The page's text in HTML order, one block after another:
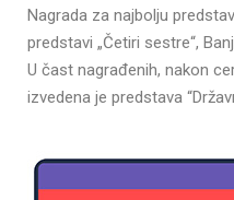
Nagrada za najbolju
predstavi „Četiri sestre“,
U čast nagrađenih, nakon
izvedena je predstava